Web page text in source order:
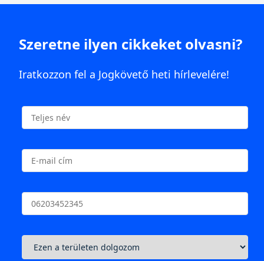
Szeretne ilyen cikkeket olvasni?
Iratkozzon fel a Jogkövető heti hírlevelére!